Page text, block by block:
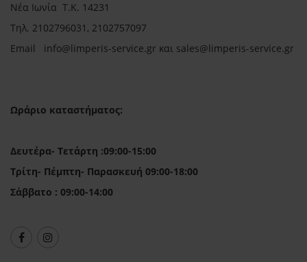
Νέα Ιωνία Τ.Κ. 14231
Τηλ. 2102796031, 2102757097
Email info@limperis-service.gr και sales@limperis-service.gr
Ωράριο καταστήματος:
Δευτέρα- Τετάρτη :09:00-15:00
Τρίτη- Πέμπτη- Παρασκευή 09:00-18:00
Σάββατο : 09:00-14:00